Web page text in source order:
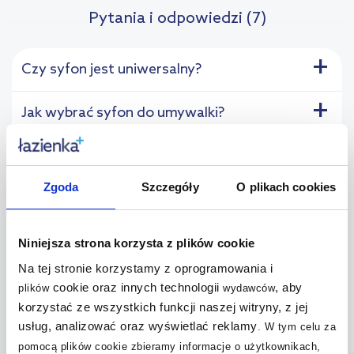
Zgoda Szczegóły O plikach cookies
Niniejsza strona korzysta z plików cookie
Na tej stronie korzystamy z oprogramowania i
plikówcookie oraz innych technologii wydawców, aby
korzystać ze wszystkich funkcji naszej witryny, z jej
usług, analizować oraz wyświetlać reklamy
W tym celu za
pomocą plików cookie zbieramy informacje o użytkownikach,
Pytania i odpowiedzi (7)
Czy syfon jest uniwersalny? +
Jak wybrać syfon do umywalki? +
Jakie są rodzaje syfonu? +
+
Jaki syfon do umywalki z szufladami?
Jaki syfon do umywalki bez przelewu?
Dlaczego w syfonie utrzymuje się woda? +